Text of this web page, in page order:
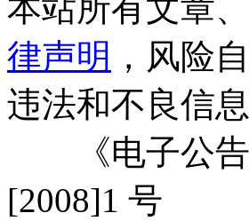
本站所有文章
律声明 ，风险
违法和不良信
《电子公告
[2008]1 号